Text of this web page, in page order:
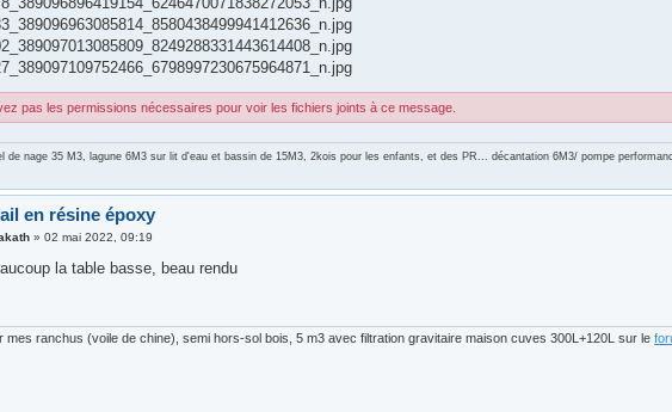
pas les permissions nécessaires pour voir les fichiers joints à ce message.
de nage 35 M3, lagune 6M3 sur lit d'eau et bassin de 15M3, 2kois pour les enfants, et des PR... décantation 6M3/ pompe
en résine époxy
»02 mai 2022, 09:19
la table basse, beau rendu
mes ranchus (voile de chine), semi hors-sol bois, 5 m3 avec filtration gravitaire maison cuves 300L+120L sur le